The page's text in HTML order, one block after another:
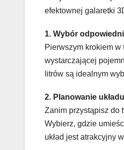
efektownej galaretki
1. Wybór
Pierwszym krokiem
wystarczającej
litrów są idealnym
2. Planowanie
Zanim przystąpisz do
Wybierz, gdzie
układ jest atrakcyjny